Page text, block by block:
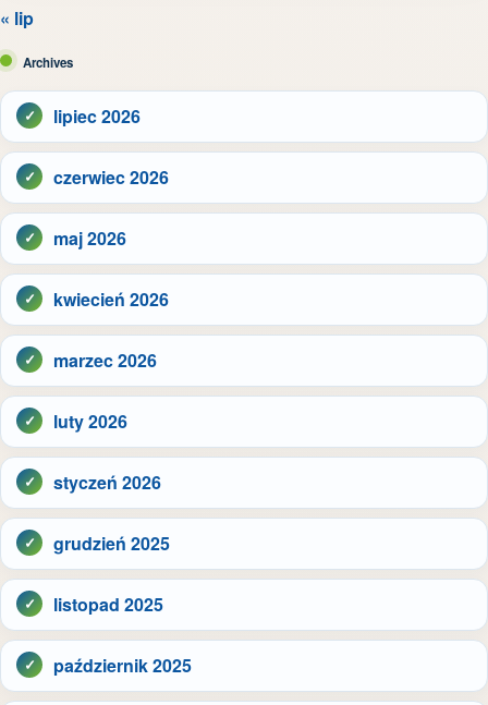
« lip
Archives
lipiec 2026
czerwiec 2026
maj 2026
kwiecień 2026
marzec 2026
luty 2026
styczeń 2026
grudzień 2025
listopad 2025
październik 2025